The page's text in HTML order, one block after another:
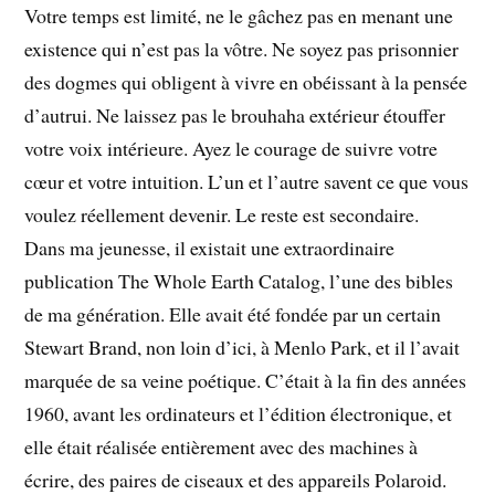
Votre temps est limité, ne le gâchez pas en menant une
existence qui n’est pas la vôtre. Ne soyez pas prisonnier
des dogmes qui obligent à vivre en obéissant à la pensée
d’autrui. Ne laissez pas le brouhaha extérieur étouffer
votre voix intérieure. Ayez le courage de suivre votre
cœur et votre intuition. L’un et l’autre savent ce que vous
voulez réellement devenir. Le reste est secondaire.
Dans ma jeunesse, il existait une extraordinaire
publication The Whole Earth Catalog, l’une des bibles
de ma génération. Elle avait été fondée par un certain
Stewart Brand, non loin d’ici, à Menlo Park, et il l’avait
marquée de sa veine poétique. C’était à la fin des années
1960, avant les ordinateurs et l’édition électronique, et
elle était réalisée entièrement avec des machines à
écrire, des paires de ciseaux et des appareils Polaroid.